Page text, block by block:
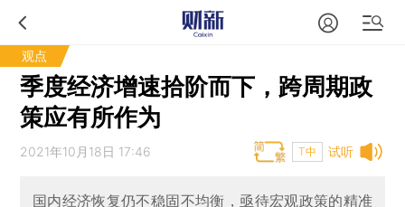
观点
季度经济增速拾阶而下，跨周期政
策应有所作为
试听
2021年10月18日 17:46 T中
国内经济恢复仍不稳固不均衡，亟待宏观政策的精准